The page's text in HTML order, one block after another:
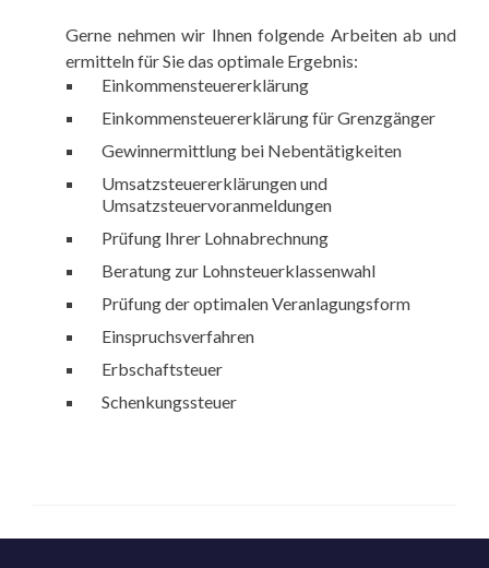
Gerne nehmen wir Ihnen folgende Arbeiten ab und
ermitteln für Sie das optimale Ergebnis:
Einkommensteuererklärung
Einkommensteuererklärung für Grenzgänger
Gewinnermittlung bei Nebentätigkeiten
Umsatzsteuererklärungen und
Umsatzsteuervoranmeldungen
Prüfung Ihrer Lohnabrechnung
Beratung zur Lohnsteuerklassenwahl
Prüfung der optimalen Veranlagungsform
Einspruchsverfahren
Erbschaftsteuer
Schenkungssteuer